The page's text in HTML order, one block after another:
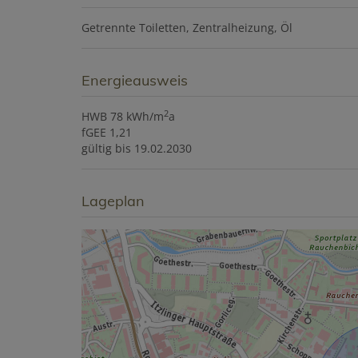
Getrennte Toiletten Zentralheizung Öl
Energieausweis
HWB 78 kWh/m2a
fGEE 1,21
gültig bis 19.02.2030
Lageplan